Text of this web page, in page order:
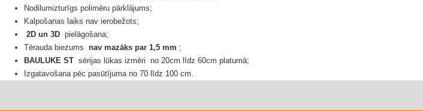
Nodilumizturīgs polimēru pārklājums;
Kalpošanas laiks nav ierobežots;
2D un 3D pielāgošana;
Tērauda biezums nav mazāks par 1,5 mm ;
BAULUKE ST sērijas lūkas izmēri no 20cm līdz 60cm platumā;
Izgatavošana pēc pasūtījuma no 70 līdz 100 cm.